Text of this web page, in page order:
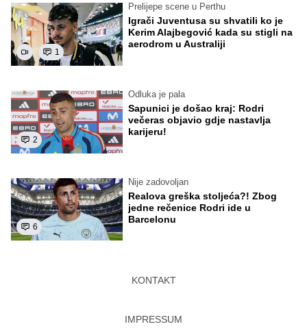
1
Prelijepe scene u Perthu
Igrači Juventusa su shvatili ko je
Kerim Alajbegović kada su stigli na
aerodrom u Australiji
2
Odluka je pala
Sapunici je došao kraj: Rodri
večeras objavio gdje nastavlja
karijeru!
6
Nije zadovoljan
Realova greška stoljeća?! Zbog
jedne rečenice Rodri ide u
Barcelonu
KONTAKT
IMPRESSUM